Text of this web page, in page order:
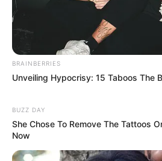
BRAINBERRIES
Unveiling Hypocrisy: 15 Taboos The
BUZZ DAY
She Chose To Remove The Tattoos
Now